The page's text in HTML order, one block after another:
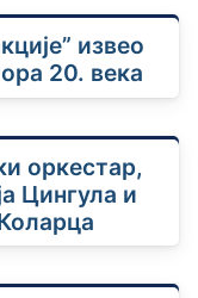
извео
20. века
оркестар,
Цингула и